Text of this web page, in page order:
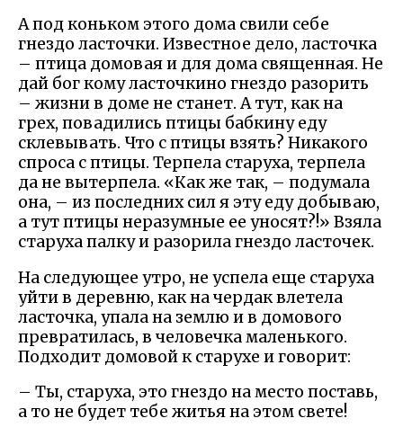
А под коньком этого дома свили себе
гнездо ласточки. Известное дело, ласточка
– птица домовая и для дома священная. Не
дай бог кому ласточкино гнездо разорить
– жизни в доме не станет. А тут, как на
грех, повадились птицы бабкину еду
склевывать. Что с птицы взять? Никакого
спроса с птицы. Терпела старуха, терпела
да не вытерпела. «Как же так, – подумала
она, – из последних сил я эту еду добываю,
а тут птицы неразумные ее уносят?!» Взяла
старуха палку и разорила гнездо ласточек.
На следующее утро, не успела еще старуха
уйти в деревню, как на чердак влетела
ласточка, упала на землю и в домового
превратилась, в человечка маленького.
Подходит домовой к старухе и говорит:
– Ты, старуха, это гнездо на место поставь,
а то не будет тебе житья на этом свете!